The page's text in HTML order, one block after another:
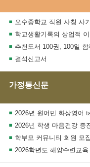
오수중학교 직원 사칭 사
학교생활기록의 상업적
추천도서 100권, 100일
결석신고서
가정통신문
2026년 원어민 화상영어 talking
2026년 학생 마음건강 증
학부모 커뮤니티 회원 모
2026학년도 해양수련교육